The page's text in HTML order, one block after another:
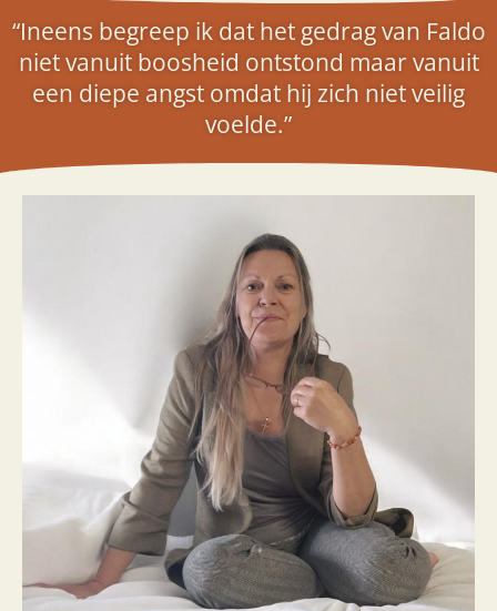
“Ineens begreep ik dat het gedrag van Faldo
niet vanuit boosheid ontstond maar vanuit
een diepe angst omdat hij zich niet veilig
voelde.”